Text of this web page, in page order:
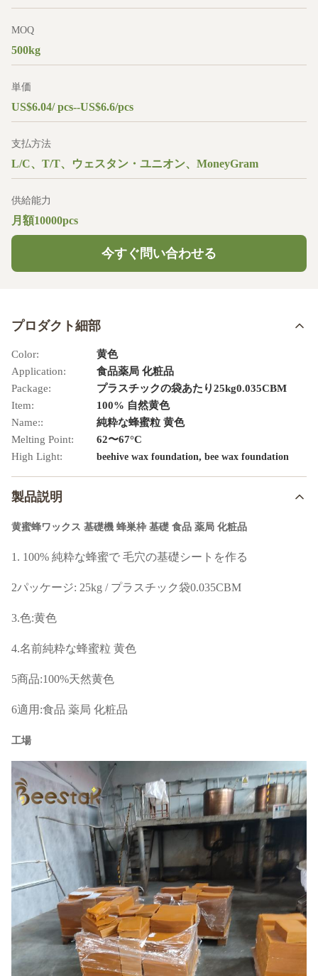
MOQ
500kg
単価
US$6.04/ pcs--US$6.6/pcs
支払方法
L/C、T/T、ウェスタン・ユニオン、MoneyGram
供給能力
月額10000pcs
今すぐ問い合わせる
プロダクト細部
Color:
黄色
Application:
食品薬局 化粧品
Package:
プラスチックの袋あたり25kg0.035CBM
Item:
100% 自然黄色
Name::
純粋な蜂蜜粒 黄色
Melting Point:
62〜67°C
High Light:
beehive wax foundation, bee wax foundation
製品説明
黄蜜蜂ワックス 基礎機 蜂巣枠 基礎 食品 薬局 化粧品
1. 100% 純粋な蜂蜜で 毛穴の基礎シートを作る
2パッケージ: 25kg / プラスチック袋0.035CBM
3.色:黄色
4.名前純粋な蜂蜜粒 黄色
5商品:100%天然黄色
6適用:食品 薬局 化粧品
工場